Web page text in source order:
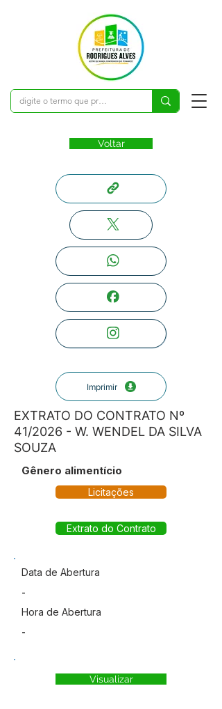
Voltar
Imprimir
EXTRATO DO CONTRATO Nº
41/2026 - W. WENDEL DA SILVA
SOUZA
Gênero alimentício
Licitações
Extrato do Contrato
Data de Abertura
-
Hora de Abertura
-
Visualizar